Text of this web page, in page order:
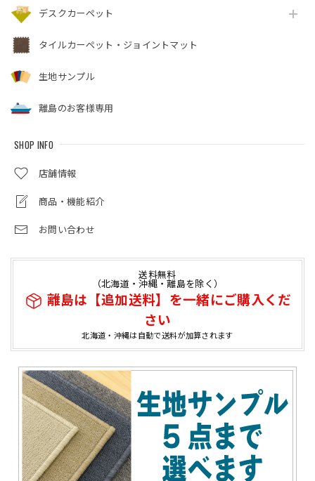
デスクカーペット
タイルカーペット・ジョイントマット
生地サンプル
離島のお客様専用
SHOP INFO
店舗情報
商品・機能紹介
お問い合わせ
送料無料
（北海道・沖縄・離島を除く）
離島は【追加送料】を一緒にご購入くだ
さい
北海道・沖縄は自動で送料が加算されます